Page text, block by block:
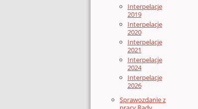
Interpelacje
2019
Interpelacje
2020
Interpelacje
2021
Interpelacje
2024
Interpelacje
2026
Sprawozdanie z